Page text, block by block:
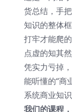
货总结，手
知识的整体
打牢才能爬
点虚的知其
凭实力亏掉
能听懂的“商
系统商业知识
我们的课程